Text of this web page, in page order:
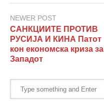
NEWER POST
САНКЦИИТЕ ПРОТИВ
РУСИЈА И КИНА Патот
кон економска криза за
Западот